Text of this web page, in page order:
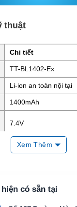
thuật
Chi tiết
TT-BL1402-Ex
Li-ion an toàn nội tại
1400mAh
7.4V
Chưa công bố rõ
77.4 x 54.5 x 14.3 mm
Xem Thêm
có sẵn tại